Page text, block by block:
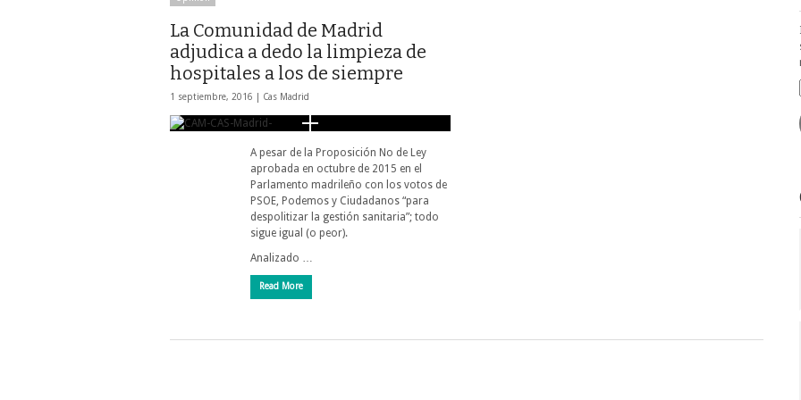
La Comunidad de Madrid
adjudica a dedo la limpieza de
hospitales a los de siempre
1 septiembre, 2016 | Cas Madrid
A pesar de la Proposición No de Ley
aprobada en octubre de 2015 en el
Parlamento madrileño con los votos de
PSOE, Podemos y Ciudadanos “para
despolitizar la gestión sanitaria”; todo
sigue igual (o peor).
Analizado …
Read More